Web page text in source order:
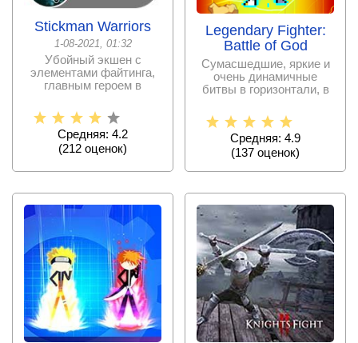
Stickman Warriors
1-08-2021, 01:32
Убойный экшен с
элементами файтинга,
главным героем в
непобедимый
Средняя: 4.2
(212 оценок)
Legendary Fighter:
Battle of God
Сумасшедшие, яркие и
очень динамичные
битвы в горизонтали, в
Средняя: 4.9
(137 оценок)